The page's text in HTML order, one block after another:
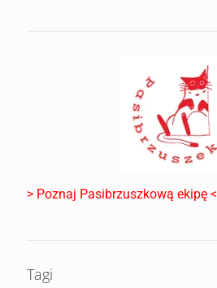
> Poznaj Pasibrzuszkową ekipę <
Tagi